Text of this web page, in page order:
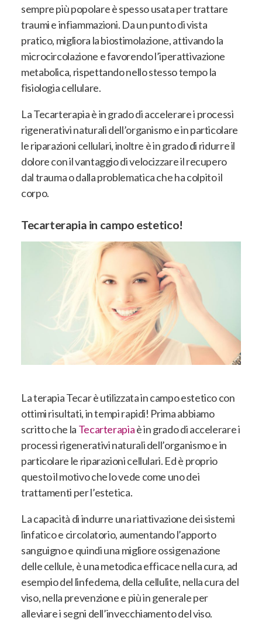
sempre più popolare è spesso usata per trattare
traumi e infiammazioni. Da un punto di vista
pratico, migliora la biostimolazione, attivando la
microcircolazione e favorendo l’iperattivazione
metabolica, rispettando nello stesso tempo la
fisiologia cellulare.
La Tecarterapia è in grado di accelerare i processi
rigenerativi naturali dell’organismo e in particolare
le riparazioni cellulari, inoltre è in grado di ridurre il
dolore con il vantaggio di velocizzare il recupero
dal trauma o dalla problematica che ha colpito il
corpo.
Tecarterapia in campo estetico!
La terapia Tecar è utilizzata in campo estetico con
ottimi risultati, in tempi rapidi! Prima abbiamo
scritto che la Tecarterapiaè in grado di accelerare i
processi rigenerativi naturali dell’organismo e in
particolare le riparazioni cellulari. Ed è proprio
questo il motivo che lo vede come uno dei
trattamenti per l’estetica.
La capacità di indurre una riattivazione dei sistemi
linfatico e circolatorio, aumentando l’apporto
sanguigno e quindi una migliore ossigenazione
delle cellule, è una metodica efficace nella cura, ad
esempio del linfedema, della cellulite, nella cura del
viso, nella prevenzione e più in generale per
alleviare i segni dell’invecchiamento del viso.